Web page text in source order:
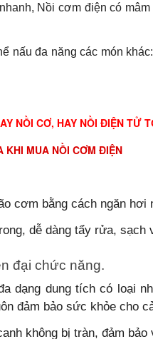
Nồi cơm điện có
nấu đa năng các món
NỒI CƠ, HAY NỒI ĐIỆN TỬ
KHI MUA NỒI CƠM ĐIỆN
cơm bằng cách ngăn
dễ dàng tẩy rửa, sạch
đại chức năng.
dạng dung tích có loại
đảm bảo sức khỏe cho
không bị tràn, đảm